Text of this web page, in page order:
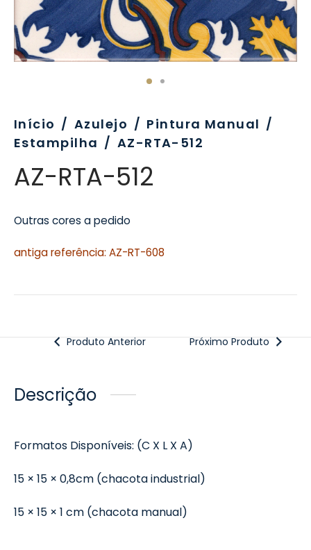
Início / Azulejo / Pintura Manual /
Estampilha / AZ-RTA-512
AZ-RTA-512
Outras cores a pedido
antiga referência: AZ-RT-608
Produto Anterior Próximo Produto
Descrição
Formatos Disponíveis: (C X L X A)
15 × 15 × 0,8cm (chacota industrial)
15 × 15 × 1 cm (chacota manual)
Formatos